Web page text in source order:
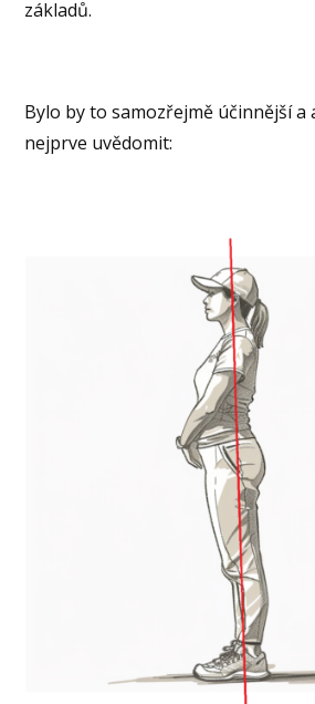
základů.
Bylo by to samozřejmě účinnější a
nejprve uvědomit: